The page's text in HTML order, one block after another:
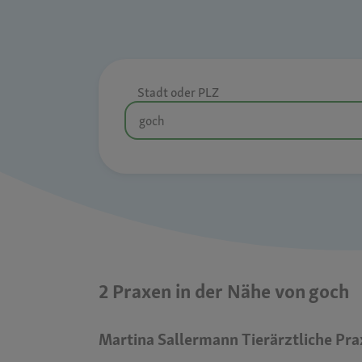
Stadt oder PLZ
2 Praxen in der Nähe von goch
Martina Sallermann Tierärztliche